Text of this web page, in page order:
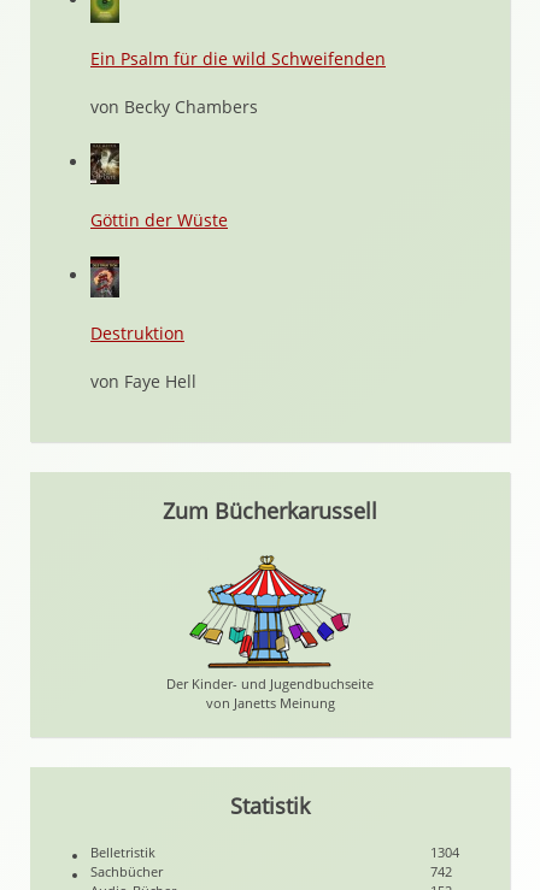
Ein Psalm für die wild Schweifenden
von Becky Chambers
Göttin der Wüste
Destruktion
von Faye Hell
Zum Bücherkarussell
Der Kinder- und Jugendbuchseite
von Janetts Meinung
Statistik
Belletristik
1304
Sachbücher
742